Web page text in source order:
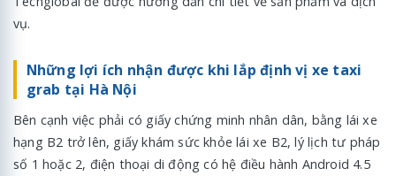
vụ.
Những lợi ích nhận được khi lắp định vị xe taxi
grab tại Hà Nội
Bên cạnh việc phải có giấy chứng minh nhân dân, bằng lái xe
hạng B2 trở lên, giấy khám sức khỏe lái xe B2, lý lịch tư pháp
số 1 hoặc 2, điện thoại di động có hệ điều hành Android 4.5